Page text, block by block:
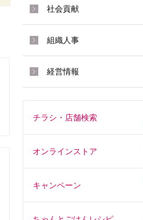
社会貢献
組織人事
経営情報
チラシ・店舗検索
オンラインストア
キャンペーン